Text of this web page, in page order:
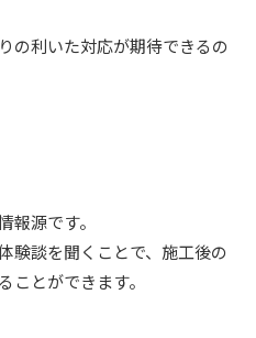
の利いた対応が期待できるの
報源です。
験談を聞くことで、施工後の
ことができます。